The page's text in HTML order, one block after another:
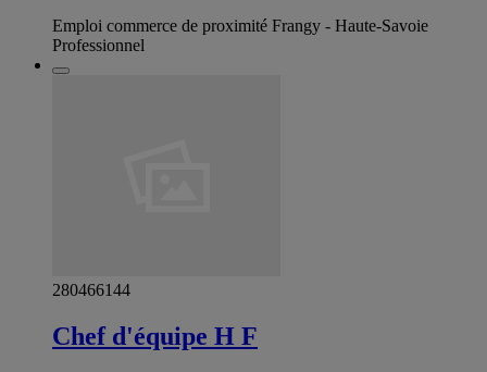
Emploi commerce de proximité Frangy - Haute-Savoie
Professionnel
280466144
Chef d'équipe H F